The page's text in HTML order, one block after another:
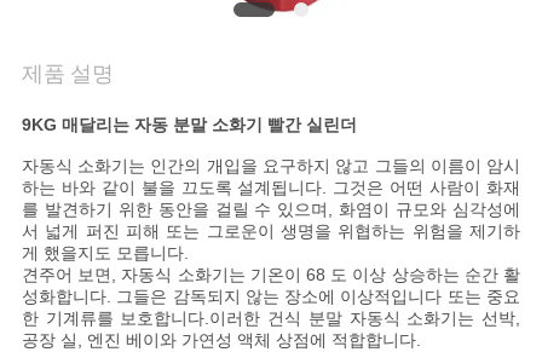
연
락
주
세
요
제품 설명
9KG 매달리는 자동 분말 소화기 빨간 실린더
자동식 소화기는 인간의 개입을 요구하지 않고 그들의 이름이 암시
하는 바와 같이 불을 끄도록 설계됩니다. 그것은 어떤 사람이 화재
를 발견하기 위한 동안을 걸릴 수 있으며, 화염이 규모와 심각성에
서 넓게 퍼진 피해 또는 그로운이 생명을 위협하는 위험을 제기하
게 했을지도 모릅니다.
견주어 보면, 자동식 소화기는 기온이 68 도 이상 상승하는 순간 활
성화합니다. 그들은 감독되지 않는 장소에 이상적입니다 또는 중요
한 기계류를 보호합니다.이러한 건식 분말 자동식 소화기는 선박,
공장 실, 엔진 베이와 가연성 액체 상점에 적합합니다.